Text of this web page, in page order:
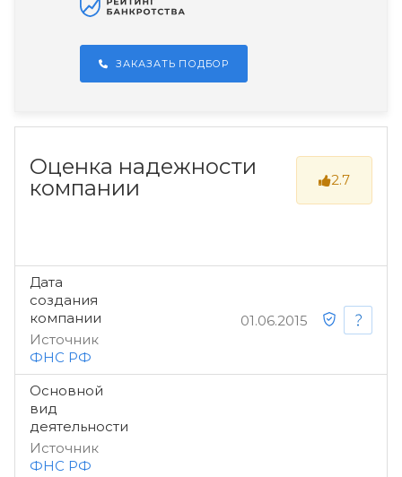
ЗАКАЗАТЬ ПОДБОР
Оценка надежности
компании
2.7
Дата
создания
компании
Источник
ФНС РФ
01.06.2015
Основной
вид
деятельности
Источник
ФНС РФ